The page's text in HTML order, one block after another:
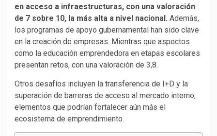
en acceso a infraestructuras, con una valoración
de 7 sobre 10, la más alta a nivel nacional. Además,
los programas de apoyo gubernamental han sido clave
en la creación de empresas. Mientras que aspectos
como la educación emprendedora en etapas escolares
presentan retos, con una valoración de 3,8.
Otros desafíos incluyen la transferencia de I+D y la
superación de barreras de acceso al mercado interno,
elementos que podrían fortalecer aún más el
ecosistema de emprendimiento.